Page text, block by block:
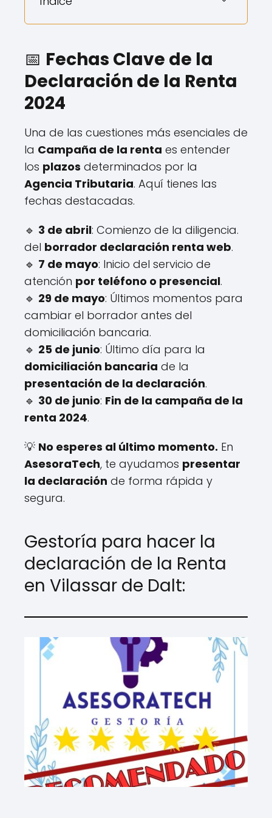
📅 Fechas Clave de la
Declaración de la Renta
2024
Una de las cuestiones más esenciales de
la Campaña de la renta es entender
los plazos determinados por la
Agencia Tributaria. Aquí tienes las
fechas destacadas.
🔹 3 de abril: Comienzo de la diligencia.
del borrador declaración renta web.
🔹 7 de mayo: Inicio del servicio de
atención por teléfono o presencial.
🔹 29 de mayo: Últimos momentos para
cambiar el borrador antes del
domiciliación bancaria.
🔹 25 de junio: Último día para la
domiciliación bancaria de la
presentación de la declaración.
🔹 30 de junio: Fin de la campaña de la
renta 2024.
💡 No esperes al último momento. En
AsesoraTech, te ayudamos presentar
la declaración de forma rápida y
segura.
Gestoría para hacer la
declaración de la Renta
en Vilassar de Dalt: